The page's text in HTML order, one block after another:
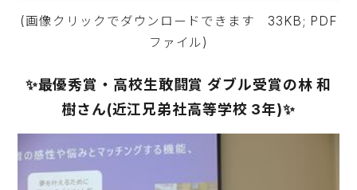
(画像クリックでダウンロードできます 33KB; PDF
ファイル)
✨最優秀賞・高校生敢闘賞 ダブル受賞の林 和
樹さん(近江兄弟社高等学校 3年)✨